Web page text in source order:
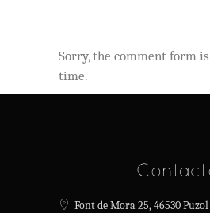
Sorry, the comment form
time.
Font de Mora 25, 46530 Puzol